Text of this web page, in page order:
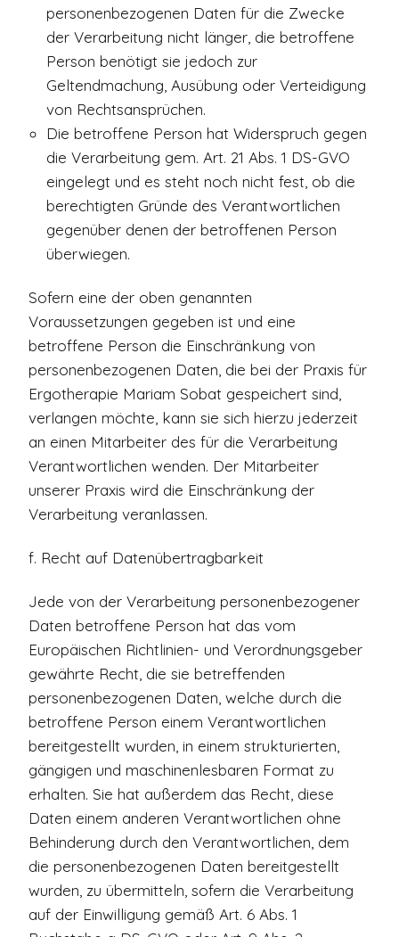
personenbezogenen Daten für die Zwecke
der Verarbeitung nicht länger, die betroffene
Person benötigt sie jedoch zur
Geltendmachung, Ausübung oder Verteidigung
von Rechtsansprüchen.
Die betroffene Person hat Widerspruch gegen
die Verarbeitung gem. Art. 21 Abs. 1 DS-GVO
eingelegt und es steht noch nicht fest, ob die
berechtigten Gründe des Verantwortlichen
gegenüber denen der betroffenen Person
überwiegen.
Sofern eine der oben genannten
Voraussetzungen gegeben ist und eine
betroffene Person die Einschränkung von
personenbezogenen Daten, die bei der Praxis für
Ergotherapie Mariam Sobat gespeichert sind,
verlangen möchte, kann sie sich hierzu jederzeit
an einen Mitarbeiter des für die Verarbeitung
Verantwortlichen wenden. Der Mitarbeiter
unserer Praxis wird die Einschränkung der
Verarbeitung veranlassen.
f. Recht auf Datenübertragbarkeit
Jede von der Verarbeitung personenbezogener
Daten betroffene Person hat das vom
Europäischen Richtlinien- und Verordnungsgeber
gewährte Recht, die sie betreffenden
personenbezogenen Daten, welche durch die
betroffene Person einem Verantwortlichen
bereitgestellt wurden, in einem strukturierten,
gängigen und maschinenlesbaren Format zu
erhalten. Sie hat außerdem das Recht, diese
Daten einem anderen Verantwortlichen ohne
Behinderung durch den Verantwortlichen, dem
die personenbezogenen Daten bereitgestellt
wurden, zu übermitteln, sofern die Verarbeitung
auf der Einwilligung gemäß Art. 6 Abs. 1